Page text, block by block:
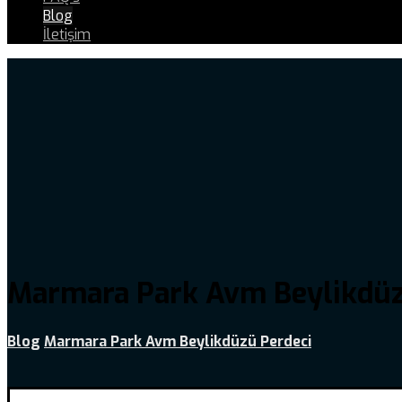
Blog
İletişim
Marmara Park Avm
Blog Marmara Park Avm Beylikdüzü Perdeci